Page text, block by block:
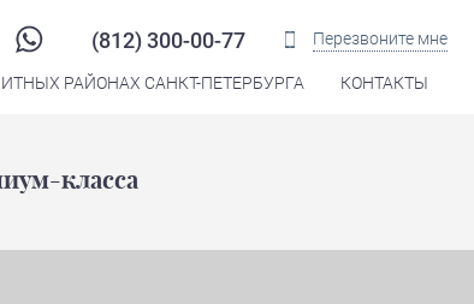
(812) 300-00-77 Перезвоните мне
РАЙОНАХ САНКТ-ПЕТЕРБУРГА КОНТАКТЫ
класса